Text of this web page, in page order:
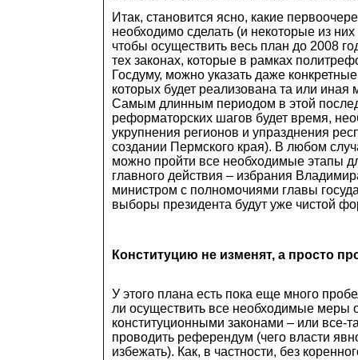
Итак, становится ясно, какие
необходимо сделать (и некоторые из
чтобы осуществить весь план до 2008
тех законах, которые в рамках
Госдуму, можно указать даже
которых будет реализована та или иная
Самым длинным периодом в этой
реформаторских шагов будет время,
укрупнения регионов и упразднения
создании Пермского края). В любом
можно пройти все необходимые этапы
главного действия – избрания
министром с полномочиями главы
выборы президента будут уже чистой
Конституцию не изменят, а просто
У этого плана есть пока еще много
ли осуществить все необходимые меры
конституционными законами – или все-
проводить референдум (чего власти
избежать). Как, в частности, без